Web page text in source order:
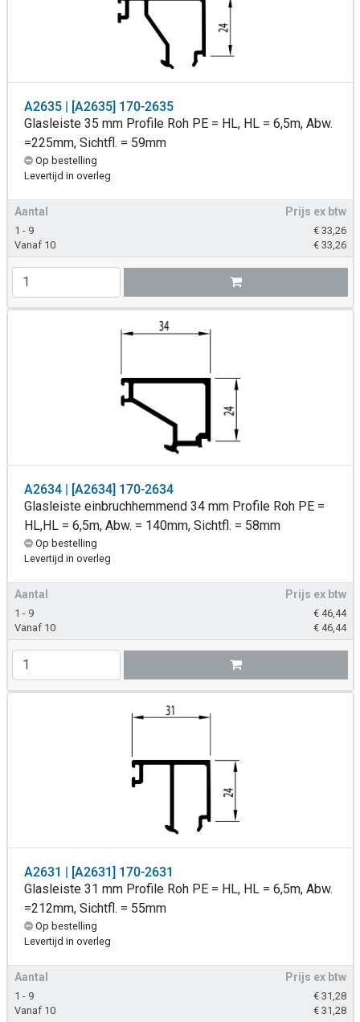
A2635 | [A2635] 170-2635
Glasleiste 35 mm Profile Roh PE = HL, HL = 6,5m, Abw.
=225mm, Sichtfl. = 59mm
Op bestelling
Levertijd in overleg
Aantal Prijs ex btw
1 - 9 € 33,26
Vanaf 10
€ 33,26
A2634 | [A2634] 170-2634
Glasleiste einbruchhemmend 34 mm Profile Roh PE =
HL,HL = 6,5m, Abw. = 140mm, Sichtfl. = 58mm
Op bestelling
Levertijd in overleg
Aantal Prijs ex btw
1 - 9 € 46,44
Vanaf 10
€ 46,44
A2631 | [A2631] 170-2631
Glasleiste 31 mm Profile Roh PE = HL, HL = 6,5m, Abw.
=212mm, Sichtfl. = 55mm
Op bestelling
Levertijd in overleg
Aantal Prijs ex btw
1 - 9 € 31,28
Vanaf 10
€ 31,28